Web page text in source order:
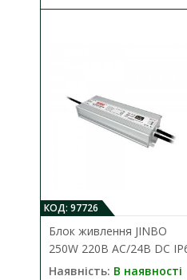
КОД: 97726
Блок живлення JINBO
250W 220В AC/24В DC
Наявність: В наявності